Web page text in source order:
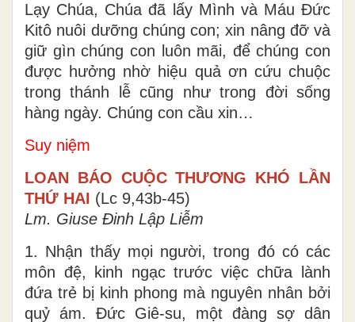
Lạy Chúa, Chúa đã lấy Mình và Máu Ðức
Kitô nuôi dưỡng chúng con; xin nâng đỡ và
giữ gìn chúng con luôn mãi, để chúng con
được hưởng nhờ hiệu quả ơn cứu chuộc
trong thánh lễ cũng như trong đời sống
hàng ngày. Chúng con cầu xin…
Suy niệm
LOAN BÁO CUỘC THƯƠNG KHÓ LẦN
THỨ HAI (Lc 9,43b-45)
Lm. Giuse Đinh Lập Liễm
1. Nhận thấy mọi người, trong đó có các
môn đệ, kinh ngạc trước việc chữa lành
đứa trẻ bị kinh phong mà nguyên nhân bởi
quỷ ám. Đức Giê-su, một đàng sợ dân